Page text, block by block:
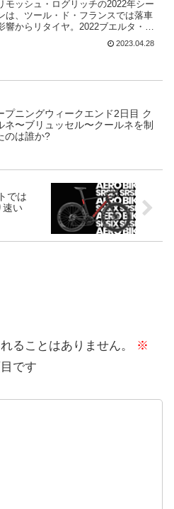
モッシュ・ログリッチの2022年シー
は、ツール・ド・フランスでは落車
響からリタイヤ。2022ブエルタ・
エスパーニャもゴール前の落車によ
の脱臼でリタイヤ。2023年最初のテ
2023.04.28
プニングウィークエンド2日目 ク
ネ〜ブリュッセル〜クールネを制
のは誰か?
では
速い
ることはありません。
※
です